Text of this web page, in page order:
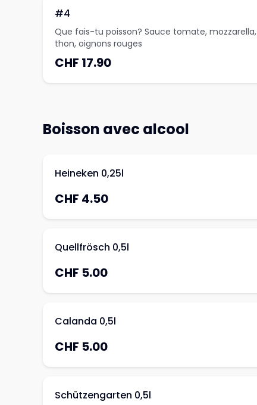
#4
Que fais-tu poisson? Sauce tomate, mozzarella,
thon, oignons rouges
CHF 17.90
Boisson avec alcool
Heineken 0,25l
CHF 4.50
Quellfrösch 0,5l
CHF 5.00
Calanda 0,5l
CHF 5.00
Schützengarten 0,5l